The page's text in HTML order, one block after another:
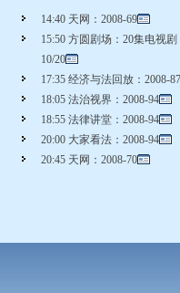
14:40 天网：2008-69
15:50 方圆剧场：20集电视
10/20
17:35 经济与法回放：2008-87
18:05 法治视界：2008-94
18:55 法律讲堂：2008-94
20:00 大家看法：2008-94
20:45 天网：2008-70